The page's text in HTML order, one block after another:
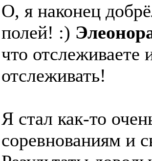
О, я наконец
полей! :)
что отслеживаете
отслеживать!
Я стал как-то
соревнованиям и